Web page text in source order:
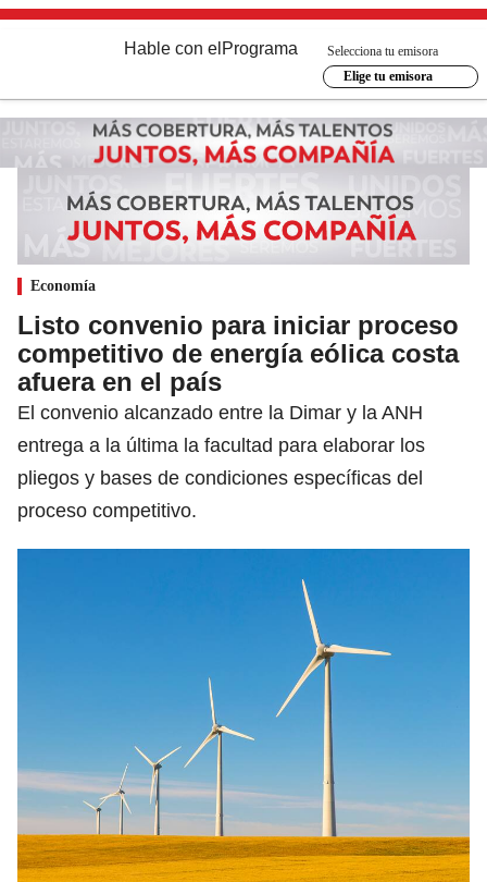
Hable con el Programa
Selecciona tu emisora
Elige tu emisora
Economía
Listo convenio para iniciar proceso
competitivo de energía eólica costa
afuera en el país
El convenio alcanzado entre la Dimar y la ANH
entrega a la última la facultad para elaborar los
pliegos y bases de condiciones específicas del
proceso competitivo.